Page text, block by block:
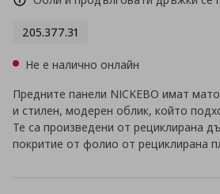
205.377.31
Не е налично онлайн
Предните панели NICKEBO имат
и стилен, модерен облик, който
Те са произведени от рециклирана
покритие от фолио от рециклирана